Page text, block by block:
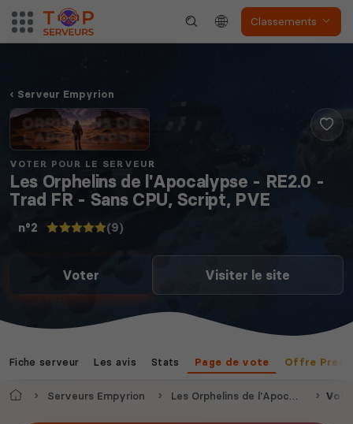
Classements
Serveur Empyrion
VOTER POUR LE SERVEUR
Les Orphelins de l'Apocalypse - RE2.0 -
Trad FR - Sans CPU, Script, PVE
n°2 (9)
Voter Visiter le site
Fiche serveur Les avis Stats Page de vote Offre
AccueilServeurs Empyrion Les Orphelins de l'Apocalypse - RE2.0 - Trad FR - Sans CPU, Script, PVE